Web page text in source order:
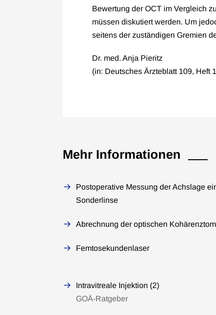
Bewertung der OCT im Vergleich
müssen diskutiert werden. Um
seitens der zuständigen Gremien
Dr. med. Anja Pieritz
(in: Deutsches Ärzteblatt 109, Heft
Mehr Informationen
Postoperative Messung der Achslage
Sonderlinse
Abrechnung der optischen
Femtosekundenlaser
Intravitreale Injektion (2)
GOÄ-Ratgeber